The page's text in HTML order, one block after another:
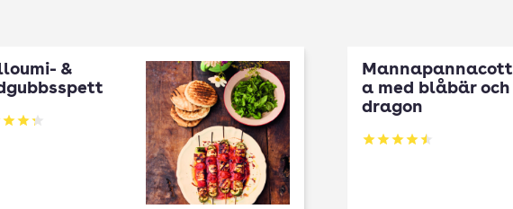
&
4.3 av 5
Mannapannacott
a med blåbär och
dragon
Betyg: 4.5 av 5